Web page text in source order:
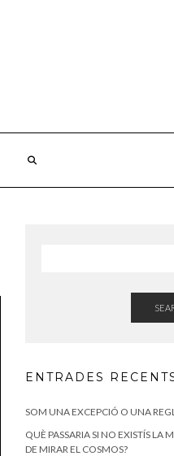
ENTRADES
SOM UNA EXCEPCIÓ O UNA
QUÈ PASSARIA SI NO EXISTÍS LA
DE MIRAR EL COSMOS?